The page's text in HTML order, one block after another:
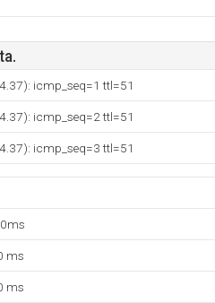
icmp_seq=1 ttl=51
icmp_seq=2 ttl=51
icmp_seq=3 ttl=51
ms
ms